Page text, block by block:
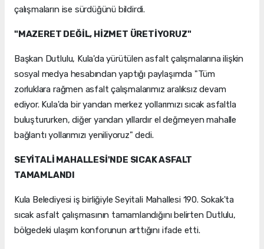
çalışmaların ise sürdüğünü bildirdi.
"MAZERET DEĞİL, HİZMET ÜRETİYORUZ"
Başkan Dutlulu, Kula'da yürütülen asfalt çalışmalarına ilişkin
sosyal medya hesabından yaptığı paylaşımda "Tüm
zorluklara rağmen asfalt çalışmalarımız aralıksız devam
ediyor. Kula'da bir yandan merkez yollarımızı sıcak asfaltla
buluştururken, diğer yandan yıllardır el değmeyen mahalle
bağlantı yollarımızı yeniliyoruz" dedi.
SEYİTALİ MAHALLESİ'NDE SICAK ASFALT
TAMAMLANDI
Kula Belediyesi iş birliğiyle Seyitali Mahallesi 190. Sokak'ta
sıcak asfalt çalışmasının tamamlandığını belirten Dutlulu,
bölgedeki ulaşım konforunun arttığını ifade etti.